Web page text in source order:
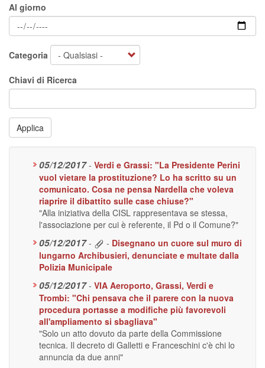
Al giorno
Categoria
Chiavi di Ricerca
Applica
05/12/2017 - Verdi e Grassi: "La Presidente Perini
vuol vietare la prostituzione? Lo ha scritto su un
comunicato. Cosa ne pensa Nardella che voleva
riaprire il dibattito sulle case chiuse?"
"Alla iniziativa della CISL rappresentava se stessa,
l'associazione per cui è referente, il Pd o il Comune?"
05/12/2017 - - Disegnano un cuore sul muro di
lungarno Archibusieri, denunciate e multate dalla
Polizia Municipale
05/12/2017 - VIA Aeroporto, Grassi, Verdi e
Trombi: "Chi pensava che il parere con la nuova
procedura portasse a modifiche più favorevoli
all'ampliamento si sbagliava"
"Solo un atto dovuto da parte della Commissione
tecnica. Il decreto di Galletti e Franceschini c'è chi lo
annuncia da due anni"